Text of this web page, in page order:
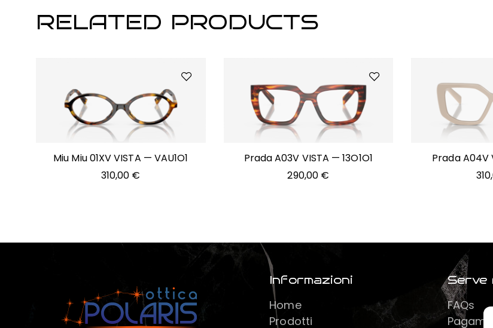
RELATED PRODUCTS
Miu Miu 01XV VISTA — VAU1O1
310,00 €
Prada A03V VISTA — 13O1O1
290,00 €
Prada A04V
Informazioni
Home
Prodotti
Serve
FAQs